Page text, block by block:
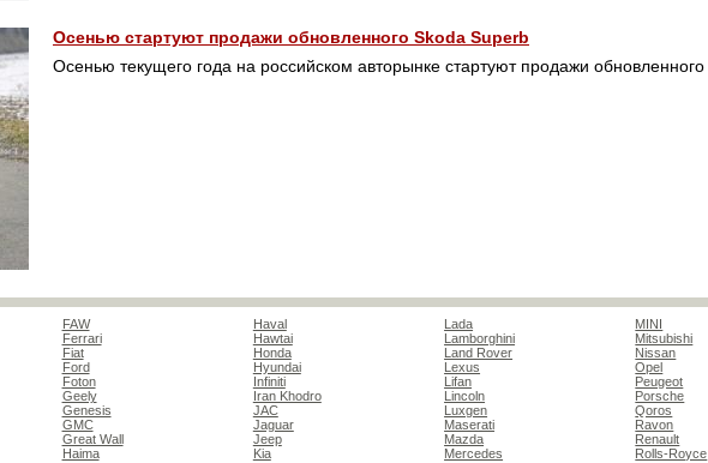
Осенью стартуют продажи обновленного Skoda Superb
Осенью текущего года на российском авторынке стартуют продажи обновленного
FAW
Ferrari
Fiat
Ford
Foton
Geely
Genesis
GMC
Great Wall
Haima
Haval
Hawtai
Honda
Hyundai
Infiniti
Iran Khodro
JAC
Jaguar
Jeep
Kia
Lada
Lamborghini
Land Rover
Lexus
Lifan
Lincoln
Luxgen
Maserati
Mazda
Mercedes
MINI
Mitsubishi
Nissan
Opel
Peugeot
Porsche
Qoros
Ravon
Renault
Rolls-Royce